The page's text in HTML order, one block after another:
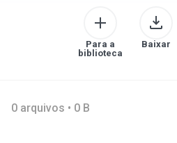
Para a
biblioteca
Baixar
0 arquivos • 0 B